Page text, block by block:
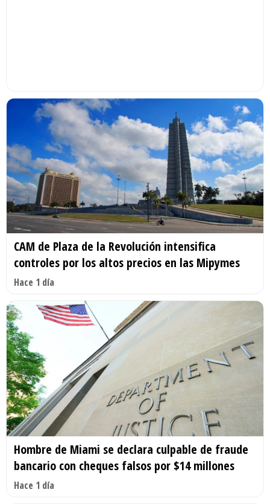
CAM de Plaza de la Revolución intensifica
controles por los altos precios en las Mipymes
Hace 1 día
Hombre de Miami se declara culpable de fraude
bancario con cheques falsos por $14 millones
Hace 1 día